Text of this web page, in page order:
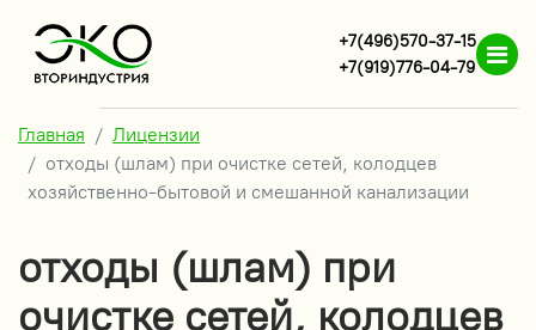
+7(496)570-37-15
+7(919)776-04-79
Главная
Лицензии
отходы (шлам) при очистке сетей, колодцев
хозяйственно-бытовой и смешанной канализации
отходы (шлам) при
очистке сетей, колодцев